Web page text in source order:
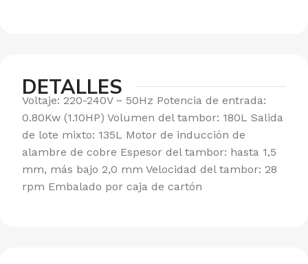
DETALLES
Voltaje: 220-240V ~ 50Hz Potencia de entrada:
0.80Kw (1.10HP) Volumen del tambor: 180L Salida
de lote mixto: 135L Motor de inducción de
alambre de cobre Espesor del tambor: hasta 1,5
mm, más bajo 2,0 mm Velocidad del tambor: 28
rpm Embalado por caja de cartón